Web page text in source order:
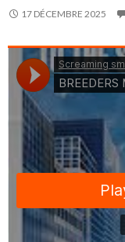
17 DÉCEMBRE 2025